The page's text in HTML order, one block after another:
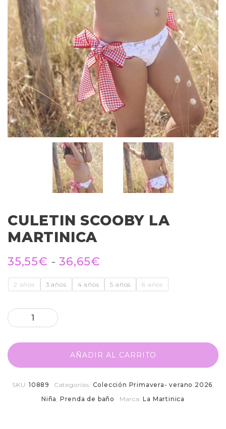
CULETIN SCOOBY LA
MARTINICA
35,55€ - 36,65€
2 años 3 años 4 años 5 años 6 años
AÑADIR AL CARRITO
SKU:10889 Categorías: Colección Primavera- verano 2026
Niña Prenda de baño Marca:La Martinica